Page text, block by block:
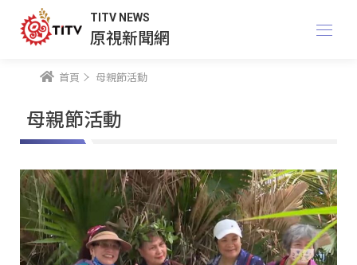
TITV NEWS
原視新聞網
首頁 母親節活動
母親節活動